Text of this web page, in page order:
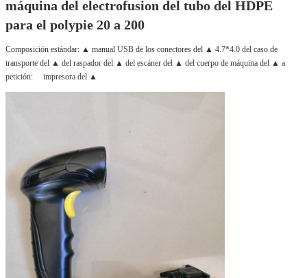
máquina del electrofusion del tubo del HDPE
para el polypie 20 a 200
Composición estándar: ▲ manual USB de los conectores del ▲ 4.7*4.0 del caso de
transporte del ▲ del raspador del ▲ del escáner del ▲ del cuerpo de máquina del ▲ a
petición:　 impresora del ▲